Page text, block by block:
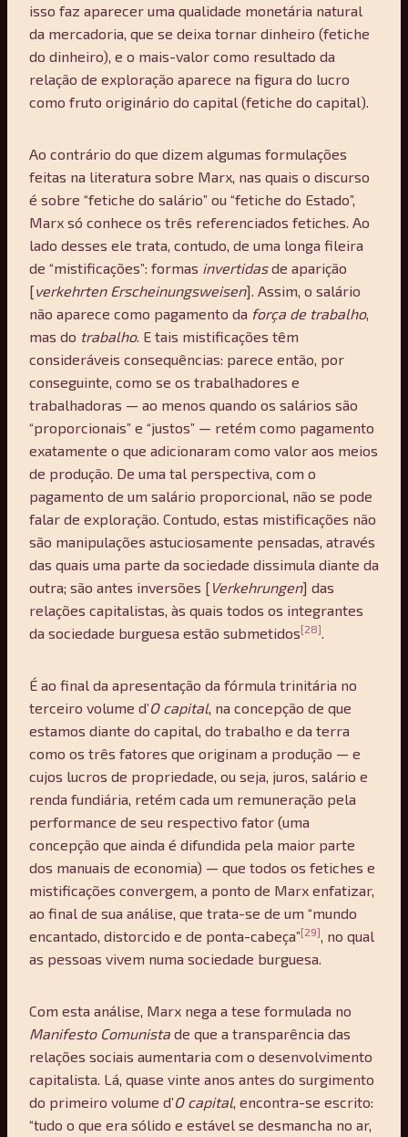
isso faz aparecer uma qualidade monetária natural
da mercadoria, que se deixa tornar dinheiro (fetiche
do dinheiro), e o mais-valor como resultado da
relação de exploração aparece na figura do lucro
como fruto originário do capital (fetiche do capital).
Ao contrário do que dizem algumas formulações
feitas na literatura sobre Marx, nas quais o discurso
é sobre “fetiche do salário” ou “fetiche do Estado”,
Marx só conhece os três referenciados fetiches. Ao
lado desses ele trata, contudo, de uma longa fileira
de “mistificações”: formas invertidasde aparição
[verkehrten Erscheinungsweisen]. Assim, o salário
não aparece como pagamento da força de trabalho,
mas do trabalho. E tais mistificações têm
consideráveis consequências: parece então, por
conseguinte, como se os trabalhadores e
trabalhadoras — ao menos quando os salários são
“proporcionais” e “justos” — retém como pagamento
exatamente o que adicionaram como valor aos meios
de produção. De uma tal perspectiva, com o
pagamento de um salário proporcional, não se pode
falar de exploração. Contudo, estas mistificações não
são manipulações astuciosamente pensadas, através
das quais uma parte da sociedade dissimula diante da
outra; são antes inversões [ Verkehrungen] das
relações capitalistas, às quais todos os integrantes
da sociedade burguesa estão submetidos[28]
É ao final da apresentação da fórmula trinitária no
terceiro volume d’O capital, na concepção de que
estamos diante do capital, do trabalho e da terra
como os três fatores que originam a produção — e
cujos lucros de propriedade, ou seja, juros, salário e
renda fundiária, retém cada um remuneração pela
performance de seu respectivo fator (uma
concepção que ainda é difundida pela maior parte
dos manuais de economia) — que todos os fetiches e
mistificações convergem, a ponto de Marx enfatizar,
ao final de sua análise, que trata-se de um “mundo
encantado, distorcido e de ponta-cabeça”[29]
, no qual
as pessoas vivem numa sociedade burguesa.
Com esta análise, Marx nega a tese formulada no
Manifesto Comunista de que a transparência das
relações sociais aumentaria com o desenvolvimento
capitalista. Lá, quase vinte anos antes do surgimento
do primeiro volume d’O capital, encontra-se escrito:
“tudo o que era sólido e estável se desmancha no ar,